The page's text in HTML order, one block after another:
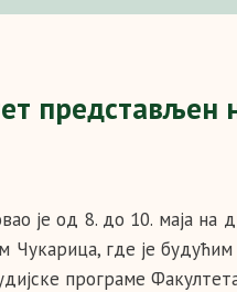
представљен
је од 8. до 10. маја
Чукарица, где је
програме